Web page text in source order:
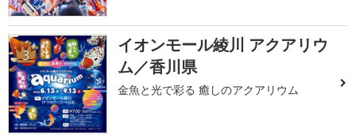
3
イオンモール綾川 アクアリウ
ム／香川県
金魚と光で彩る 癒しのアクアリウム